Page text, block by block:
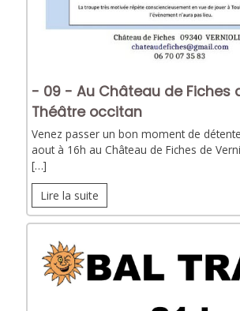
- 09 - Au Château de Fiches
Théâtre occitan
Venez passer un bon moment de
aout à 16h au Château de Fiches de
[…]
Lire la suite